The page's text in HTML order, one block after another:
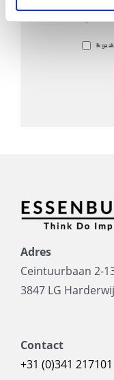
Ik ga
Adres
Ceintuurbaan 2-
3847 LG
Contact
+31 (0)341 217101